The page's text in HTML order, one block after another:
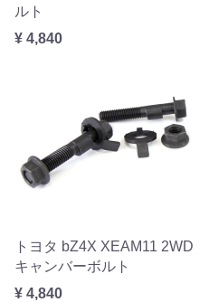
ルト
¥ 4,840
トヨタ bZ4X XEAM11 2WD
キャンバーボルト
¥ 4,840